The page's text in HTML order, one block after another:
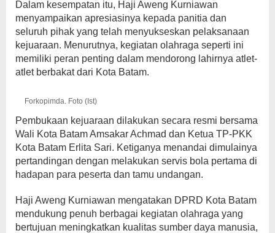
Dalam kesempatan itu, Haji Aweng Kurniawan
menyampaikan apresiasinya kepada panitia dan
seluruh pihak yang telah menyukseskan pelaksanaan
kejuaraan. Menurutnya, kegiatan olahraga seperti ini
memiliki peran penting dalam mendorong lahirnya atlet-
atlet berbakat dari Kota Batam.
Forkopimda. Foto (Ist)
Pembukaan kejuaraan dilakukan secara resmi bersama
Wali Kota Batam Amsakar Achmad dan Ketua TP-PKK
Kota Batam Erlita Sari. Ketiganya menandai dimulainya
pertandingan dengan melakukan servis bola pertama di
hadapan para peserta dan tamu undangan.
Haji Aweng Kurniawan mengatakan DPRD Kota Batam
mendukung penuh berbagai kegiatan olahraga yang
bertujuan meningkatkan kualitas sumber daya manusia,